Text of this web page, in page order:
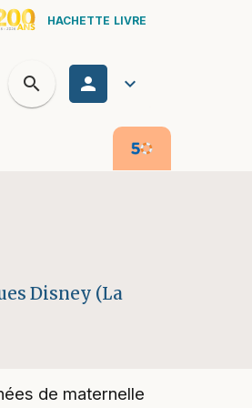
HACHETTE LIVRE
search personn keyboard_arrow_down
search
Disney (La
de maternelle